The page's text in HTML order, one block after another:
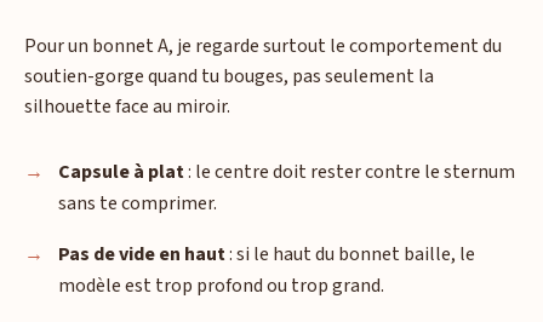
Pour un bonnet A, je regarde surtout le comportement du
soutien-gorge quand tu bouges, pas seulement la
silhouette face au miroir.
Capsule à plat: le centre doit rester contre le sternum
sans te comprimer.
Pas de vide en haut: si le haut du bonnet baille, le
modèle est trop profond ou trop grand.